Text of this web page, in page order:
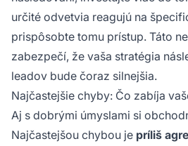
určité odvetvia reagujú na
prispôsobte tomu prístup. Táto
zabezpečí, že vaša stratégia
leadov bude čoraz silnejšia.
Najčastejšie chyby: Čo zabíja
Aj s dobrými úmyslami si
Najčastejšou chybou je príliš